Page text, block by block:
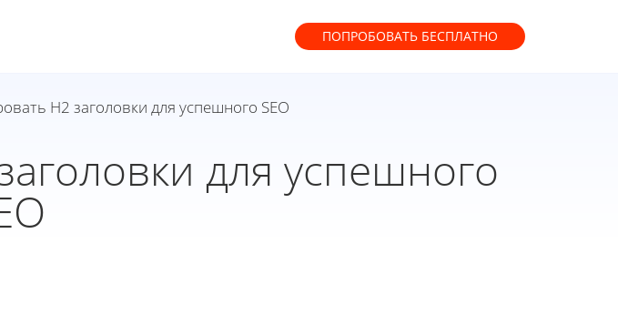
ПОПРОБОВАТЬ БЕСПЛАТНО
H2 заголовки для успешного SEO
для успешного